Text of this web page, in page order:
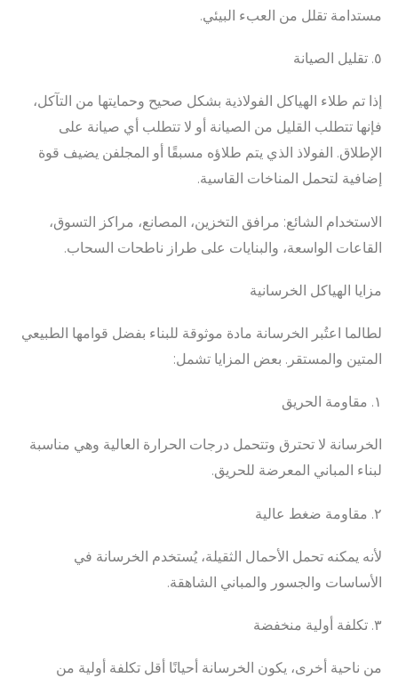
مستدامة تقلل من العبء البيئي.
٥. تقليل الصيانة
إذا تم طلاء الهياكل الفولاذية بشكل صحيح وحمايتها من التآكل،
فإنها تتطلب القليل من الصيانة أو لا تتطلب أي صيانة على
الإطلاق. الفولاذ الذي يتم طلاؤه مسبقًا أو المجلفن يضيف قوة
إضافية لتحمل المناخات القاسية.
الاستخدام الشائع: مرافق التخزين، المصانع، مراكز التسوق،
القاعات الواسعة، والبنايات على طراز ناطحات السحاب.
مزايا الهياكل الخرسانية
لطالما اعتُبر الخرسانة مادة موثوقة للبناء بفضل قوامها الطبيعي
المتين والمستقر. بعض المزايا تشمل:
١. مقاومة الحريق
الخرسانة لا تحترق وتتحمل درجات الحرارة العالية وهي مناسبة
لبناء المباني المعرضة للحريق.
٢. مقاومة ضغط عالية
لأنه يمكنه تحمل الأحمال الثقيلة، يُستخدم الخرسانة في
الأساسات والجسور والمباني الشاهقة.
٣. تكلفة أولية منخفضة
من ناحية أخرى، يكون الخرسانة أحيانًا أقل تكلفة أولية من